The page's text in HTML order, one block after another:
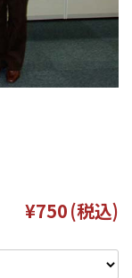
¥750(税込)